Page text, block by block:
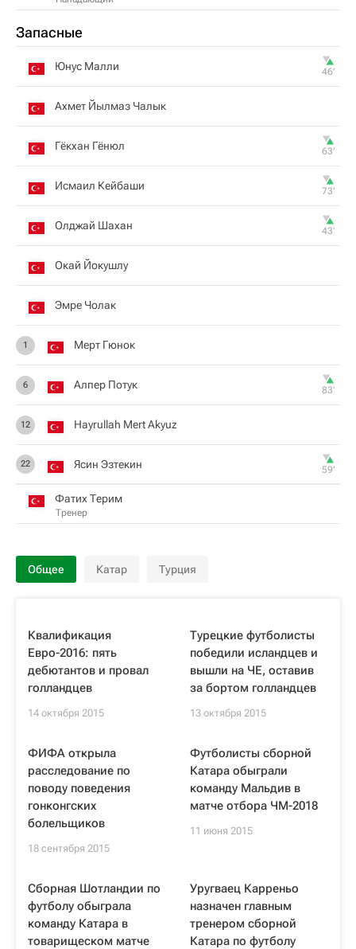
Запасные
Юнус Малли 46‎’‎
Ахмет Йылмаз Чалык
Гёкхан Гёнюл 63‎’‎
Исмаил Кейбаши 73‎’‎
Олджай Шахан 43‎’‎
Окай Йокушлу
Эмре Чолак
1 Мерт Гюнок
6 Алпер Потук 83‎’‎
12 Hayrullah Mert Akyuz
22 Ясин Эзтекин 59‎’‎
Фатих Терим
Тренер
Общее Катар Турция
Квалификация
Евро-2016: пять
дебютантов и провал
голландцев
14 октября 2015
Турецкие футболисты
победили исландцев и
вышли на ЧЕ, оставив
за бортом голландцев
13 октября 2015
ФИФА открыла
расследование по
поводу поведения
гонконгских
болельщиков
18 сентября 2015
Футболисты сборной
Катара обыграли
команду Мальдив в
матче отбора ЧМ-2018
11 июня 2015
Сборная Шотландии по
футболу обыграла
команду Катара в
товарищеском матче
Уругваец Карреньо
назначен главным
тренером сборной
Катара по футболу